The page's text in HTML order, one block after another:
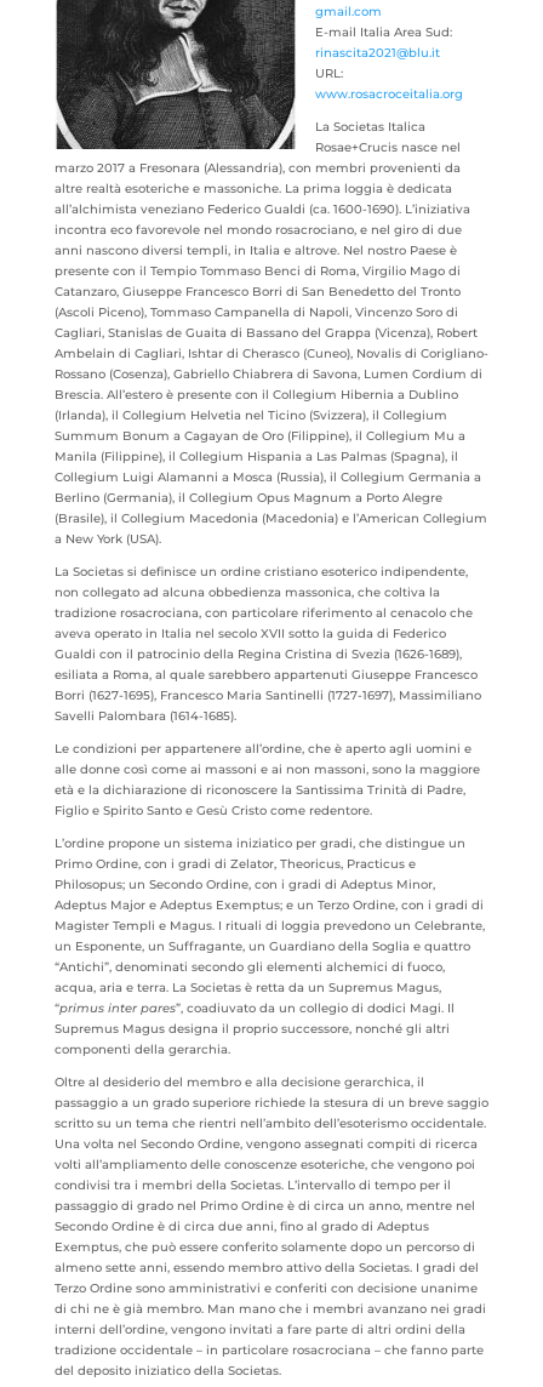
gmail.com
E-mail Italia Area Sud:
rinascita2021@blu.it
URL:
www.rosacroceitalia.org
La Societas Italica
Rosae+Crucis nasce nel
marzo 2017 a Fresonara (Alessandria), con membri provenienti da
altre realtà esoteriche e massoniche. La prima loggia è dedicata
all’alchimista veneziano Federico Gualdi (ca. 1600-1690). L’iniziativa
incontra eco favorevole nel mondo rosacrociano, e nel giro di due
anni nascono diversi templi, in Italia e altrove. Nel nostro Paese è
presente con il Tempio Tommaso Benci di Roma, Virgilio Mago di
Catanzaro, Giuseppe Francesco Borri di San Benedetto del Tronto
(Ascoli Piceno), Tommaso Campanella di Napoli, Vincenzo Soro di
Cagliari, Stanislas de Guaita di Bassano del Grappa (Vicenza), Robert
Ambelain di Cagliari, Ishtar di Cherasco (Cuneo), Novalis di Corigliano-
Rossano (Cosenza), Gabriello Chiabrera di Savona, Lumen Cordium di
Brescia. All’estero è presente con il Collegium Hibernia a Dublino
(Irlanda), il Collegium Helvetia nel Ticino (Svizzera), il Collegium
Summum Bonum a Cagayan de Oro (Filippine), il Collegium Mu a
Manila (Filippine), il Collegium Hispania a Las Palmas (Spagna), il
Collegium Luigi Alamanni a Mosca (Russia), il Collegium Germania a
Berlino (Germania), il Collegium Opus Magnum a Porto Alegre
(Brasile), il Collegium Macedonia (Macedonia) e l’American Collegium
a New York (USA).
La Societas si definisce un ordine cristiano esoterico indipendente,
non collegato ad alcuna obbedienza massonica, che coltiva la
tradizione rosacrociana, con particolare riferimento al cenacolo che
aveva operato in Italia nel secolo XVII sotto la guida di Federico
Gualdi con il patrocinio della Regina Cristina di Svezia (1626-1689),
esiliata a Roma, al quale sarebbero appartenuti Giuseppe Francesco
Borri (1627-1695), Francesco Maria Santinelli (1727-1697), Massimiliano
Savelli Palombara (1614-1685).
Le condizioni per appartenere all’ordine, che è aperto agli uomini e
alle donne così come ai massoni e ai non massoni, sono la maggiore
età e la dichiarazione di riconoscere la Santissima Trinità di Padre,
Figlio e Spirito Santo e Gesù Cristo come redentore.
L’ordine propone un sistema iniziatico per gradi, che distingue un
Primo Ordine, con i gradi di Zelator, Theoricus, Practicus e
Philosopus; un Secondo Ordine, con i gradi di Adeptus Minor,
Adeptus Major e Adeptus Exemptus; e un Terzo Ordine, con i gradi di
Magister Templi e Magus. I rituali di loggia prevedono un Celebrante,
un Esponente, un Suffragante, un Guardiano della Soglia e quattro
“Antichi”, denominati secondo gli elementi alchemici di fuoco,
acqua, aria e terra. La Societas è retta da un Supremus Magus,
“primus inter pares”, coadiuvato da un collegio di dodici Magi. Il
Supremus Magus designa il proprio successore, nonché gli altri
componenti della gerarchia.
Oltre al desiderio del membro e alla decisione gerarchica, il
passaggio a un grado superiore richiede la stesura di un breve saggio
scritto su un tema che rientri nell’ambito dell’esoterismo occidentale.
Una volta nel Secondo Ordine, vengono assegnati compiti di ricerca
volti all’ampliamento delle conoscenze esoteriche, che vengono poi
condivisi tra i membri della Societas. L’intervallo di tempo per il
passaggio di grado nel Primo Ordine è di circa un anno, mentre nel
Secondo Ordine è di circa due anni, fino al grado di Adeptus
Exemptus, che può essere conferito solamente dopo un percorso di
almeno sette anni, essendo membro attivo della Societas. I gradi del
Terzo Ordine sono amministrativi e conferiti con decisione unanime
di chi ne è già membro. Man mano che i membri avanzano nei gradi
interni dell’ordine, vengono invitati a fare parte di altri ordini della
tradizione occidentale – in particolare rosacrociana – che fanno parte
del deposito iniziatico della Societas.